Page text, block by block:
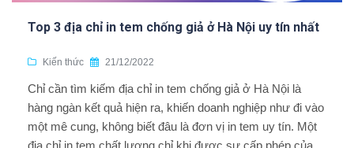
Top 3 địa chỉ in tem chống giả ở Hà Nội uy tín nhất
Kiến thức 21/12/2022
Chỉ cần tìm kiếm địa chỉ in tem chống giả ở Hà Nội là
hàng ngàn kết quả hiện ra, khiến doanh nghiệp như đi vào
một mê cung, không biết đâu là đơn vị in tem uy tín. Một
địa chỉ in tem chất lượng chỉ khi được sự cấp phép của